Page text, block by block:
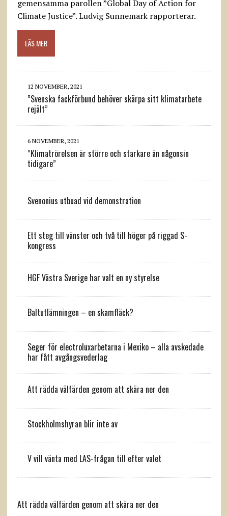
gemensamma parollen ”Global Day of Action for
Climate Justice”. Ludvig Sunnemark rapporterar.
LÄS MER
12 NOVEMBER, 2021
”Svenska fackförbund behöver skärpa sitt klimatarbete
rejält”
6 NOVEMBER, 2021
”Klimatrörelsen är större och starkare än någonsin
tidigare”
Svenonius utbuad vid demonstration
Ett steg till vänster och två till höger på riggad S-
kongress
HGF Västra Sverige har valt en ny styrelse
Baltutlämningen – en skamfläck?
Seger för electroluxarbetarna i Mexiko – alla avskedade
har fått avgångsvederlag
Att rädda välfärden genom att skära ner den
Stockholmshyran blir inte av
V vill vänta med LAS-frågan till efter valet
Att rädda välfärden genom att skära ner den